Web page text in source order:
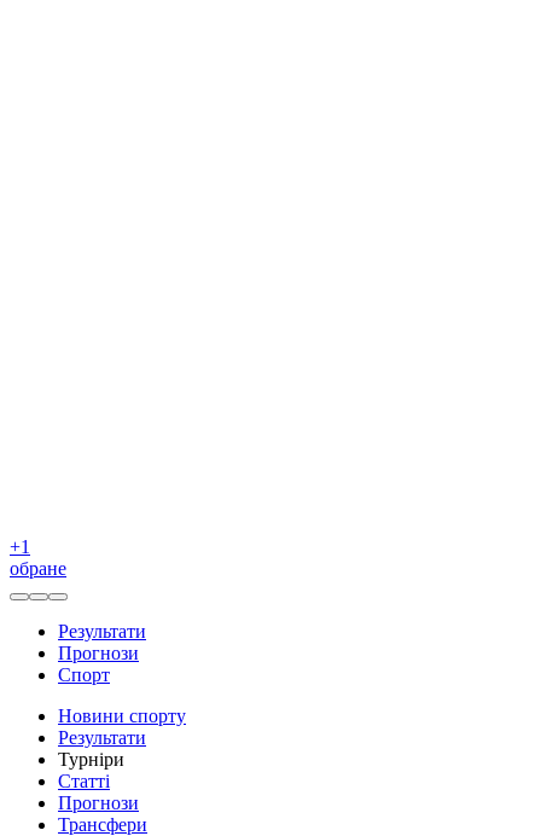
+1
обране
Результати
Прогнози
Спорт
Новини спорту
Результати
Турніри
Статті
Прогнози
Трансфери